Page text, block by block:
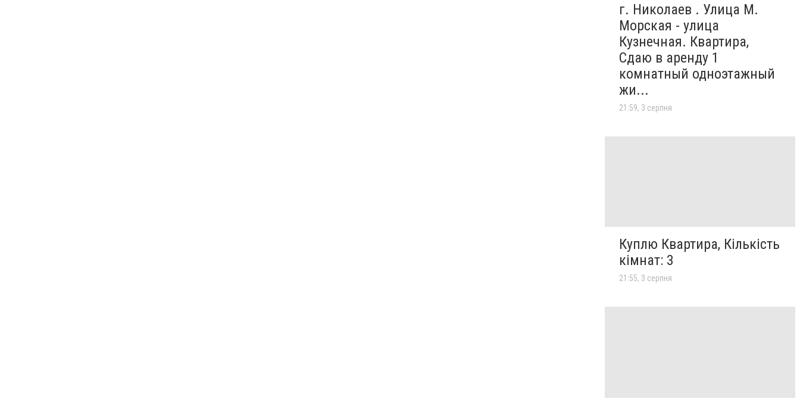
г. Николаев . Улица М.
Морская - улица
Кузнечная. Квартира,
Сдаю в аренду 1
комнатный одноэтажный
жи...
21:59, 3 серпня
Куплю Квартира, Кількість
кімнат: 3
21:55, 3 серпня